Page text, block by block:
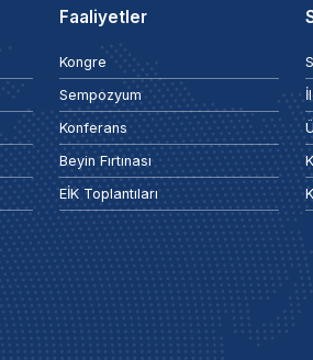
Faaliyetler
Kongre
Sempozyum
Konferans
Beyin Fırtınası
EİK Toplantıları